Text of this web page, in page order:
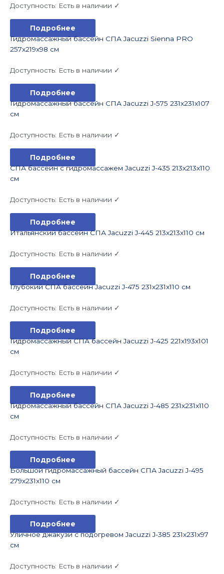
Доступность: Есть в наличии ✓
Подробнее
Гидромассажный бассейн СПА Jacuzzi Sienna PRO
257x219x98 см
Доступность: Есть в наличии ✓
Подробнее
Гидромассажный бассейн СПА Jacuzzi J-575 231x231x107
см
Доступность: Есть в наличии ✓
Подробнее
СПА бассейн с гидромассажем Jacuzzi J-435 213x213x110
см
Доступность: Есть в наличии ✓
Подробнее
Итальянский бассейн СПА Jacuzzi J-445 213x213x110 см
Доступность: Есть в наличии ✓
Подробнее
Глубокий СПА бассейн Jacuzzi J-475 231x231x110 см
Доступность: Есть в наличии ✓
Подробнее
Гидромассажный СПА бассейн Jacuzzi J-425 221x193x101
см
Доступность: Есть в наличии ✓
Подробнее
Гидромассажный бассейн СПА Jacuzzi J-485 231x231x110
см
Доступность: Есть в наличии ✓
Подробнее
Большой гидромассажный бассейн СПА Jacuzzi J-495
279x231x110 см
Доступность: Есть в наличии ✓
Подробнее
Уличное джакузи с подогревом Jacuzzi J-385 231x231x97
см
Доступность: Есть в наличии ✓